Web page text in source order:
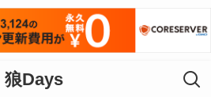
狼Days